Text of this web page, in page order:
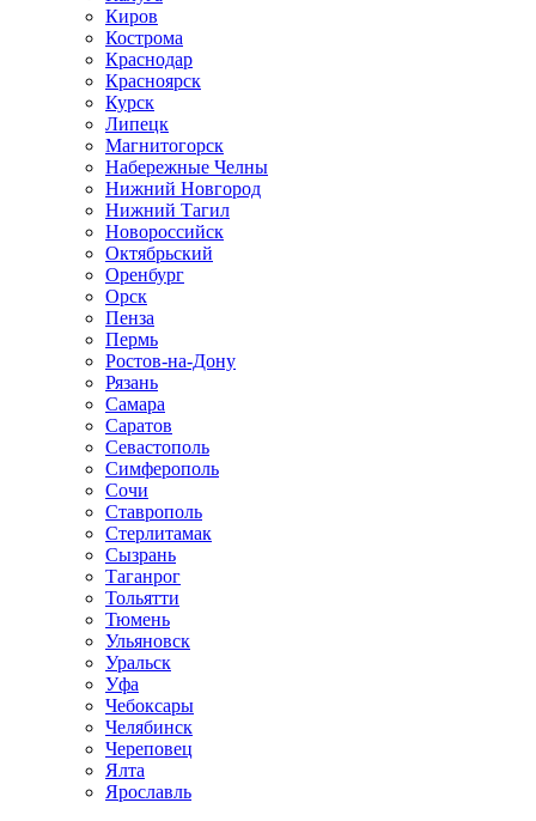
Киров
Кострома
Краснодар
Красноярск
Курск
Липецк
Магнитогорск
Набережные Челны
Нижний Новгород
Нижний Тагил
Новороссийск
Октябрьский
Оренбург
Орск
Пенза
Пермь
Ростов-на-Дону
Рязань
Самара
Саратов
Севастополь
Симферополь
Сочи
Ставрополь
Стерлитамак
Сызрань
Таганрог
Тольятти
Тюмень
Ульяновск
Уральск
Уфа
Чебоксары
Челябинск
Череповец
Ялта
Ярославль